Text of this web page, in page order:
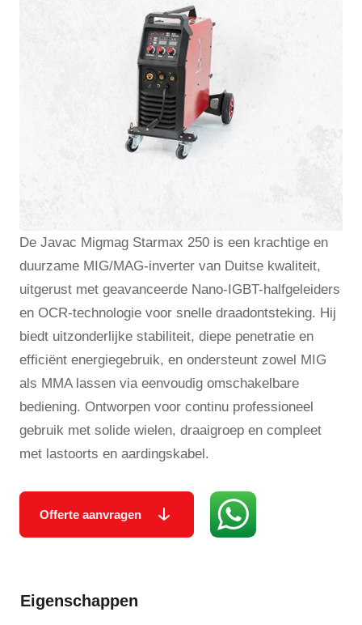
De Javac Migmag Starmax 250 is een krachtige en
duurzame MIG/MAG-inverter van Duitse kwaliteit,
uitgerust met geavanceerde Nano-IGBT-halfgeleiders
en OCR-technologie voor snelle draadontsteking. Hij
biedt uitzonderlijke stabiliteit, diepe penetratie en
efficiënt energiegebruik, en ondersteunt zowel MIG
als MMA lassen via eenvoudig omschakelbare
bediening. Ontworpen voor continu professioneel
gebruik met solide wielen, draaigroep en compleet
met lastoorts en aardingskabel.
Offerte aanvragen
Eigenschappen